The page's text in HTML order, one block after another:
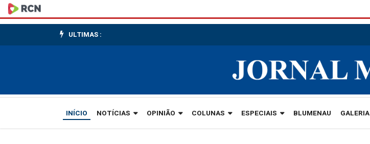
Onde
será
a
Angélica
ULTIMAS :
INÍCIO NOTÍCIAS OPINIÃO COLUNAS ESPECIAIS BLUMENAU GALERIA